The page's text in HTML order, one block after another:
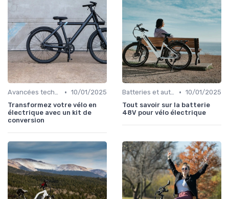
Avancées technologiques en e-bike • 10/01/2025
Transformez votre vélo en
électrique avec un kit de
conversion
Batteries et autonomie • 10/01/2025
Tout savoir sur la batterie
48V pour vélo électrique